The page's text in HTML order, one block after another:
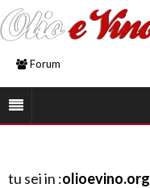
Forum
tu sei in :olioevino.org